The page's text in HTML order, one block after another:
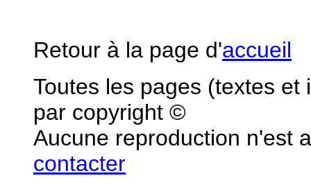
Retour à la page d'accueil
Toutes les pages (textes
par copyright ©
Aucune reproduction n'est
contacter